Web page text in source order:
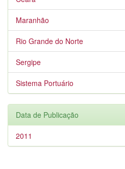
Maranhão
Rio Grande do Norte
Sergipe
Sistema Portuário
Data de Publicação
2011